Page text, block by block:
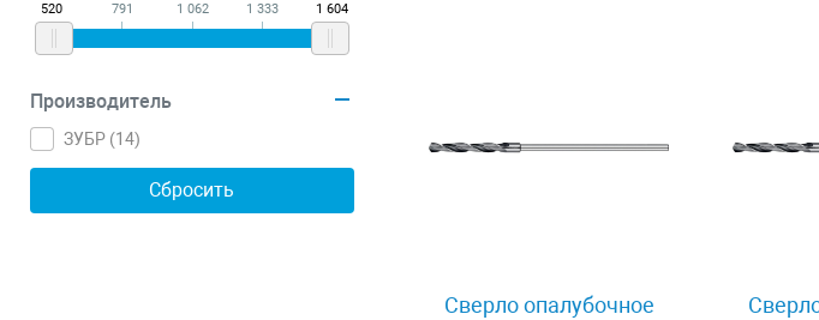
520 791 1 062 1 333 1 604
Производитель
ЗУБР (14)
Сверло опалубочное